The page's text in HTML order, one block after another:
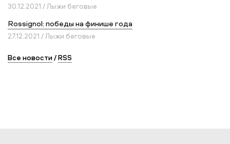
30.12.2021 / Лыжи беговые
Rossignol: победы на финише года
27.12.2021 / Лыжи беговые
Все новости/RSS